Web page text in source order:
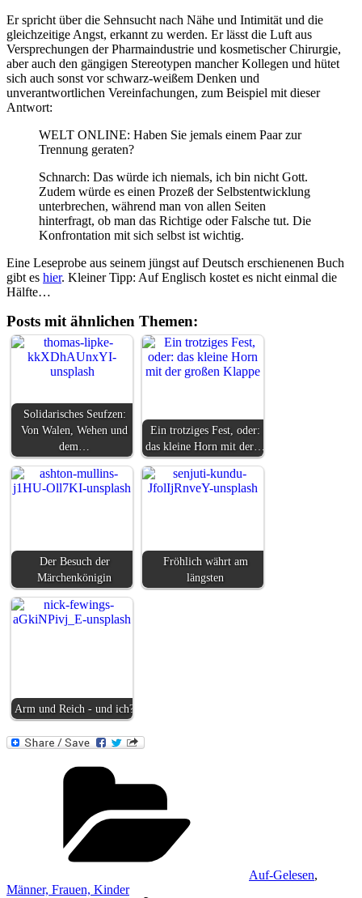
Er spricht über die Sehnsucht nach Nähe und Intimität und die
gleichzeitige Angst, erkannt zu werden. Er lässt die Luft aus
Versprechungen der Pharmaindustrie und kosmetischer Chirurgie,
aber auch den gängigen Stereotypen mancher Kollegen und hütet
sich auch sonst vor schwarz-weißem Denken und
unverantwortlichen Vereinfachungen, zum Beispiel mit dieser
Antwort:
WELT ONLINE: Haben Sie jemals einem Paar zur
Trennung geraten?
Schnarch: Das würde ich niemals, ich bin nicht Gott.
Zudem würde es einen Prozeß der Selbstentwicklung
unterbrechen, während man von allen Seiten
hinterfragt, ob man das Richtige oder Falsche tut. Die
Konfrontation mit sich selbst ist wichtig.
Eine Leseprobe aus seinem jüngst auf Deutsch erschienenen Buch
gibt es hier. Kleiner Tipp: Auf Englisch kostet es nicht einmal die
Hälfte…
Posts mit ähnlichen Themen:
Solidarisches Seufzen:
Von Walen, Wehen und
dem…
Ein trotziges Fest, oder:
das kleine Horn mit der…
Der Besuch der
Märchenkönigin
Fröhlich währt am
längsten
Arm und Reich - und ich?
Auf-Gelesen,
Männer, Frauen, Kinder